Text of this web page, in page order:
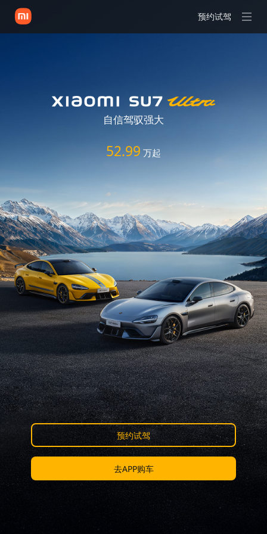
预约试驾
自信驾驭强大
52.99 万起
预约试驾
去APP购车